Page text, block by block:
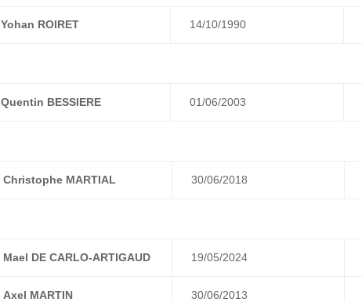
Yohan ROIRET 14/10/1990
Quentin BESSIERE 01/06/2003
Christophe MARTIAL 30/06/2018
Mael DE CARLO-ARTIGAUD 19/05/2024
Axel MARTIN 30/06/2013